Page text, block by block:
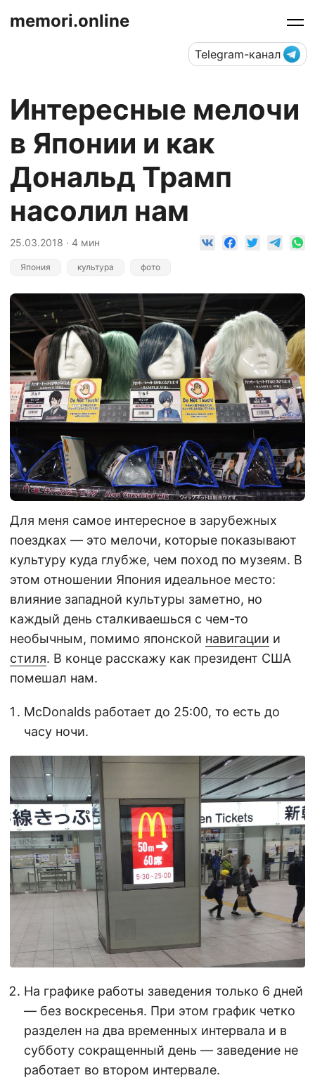
memori.online
Telegram-канал
Интересные мелочи
в Японии и как
Дональд Трамп
насолил нам
25.03.2018 · 4 мин
Япония культура фото
Для меня самое интересное в зарубежных
поездках — это мелочи, которые показывают
культуру куда глубже, чем поход по музеям. В
этом отношении Япония идеальное место:
влияние западной культуры заметно, но
каждый день сталкиваешься с чем-то
необычным, помимо японской навигации и
стиля. В конце расскажу как президент США
помешал нам.
McDonalds работает до 25:00, то есть до
часу ночи.
На графике работы заведения только 6 дней
— без воскресенья. При этом график четко
разделен на два временных интервала и в
субботу сокращенный день — заведение не
работает во втором интервале.